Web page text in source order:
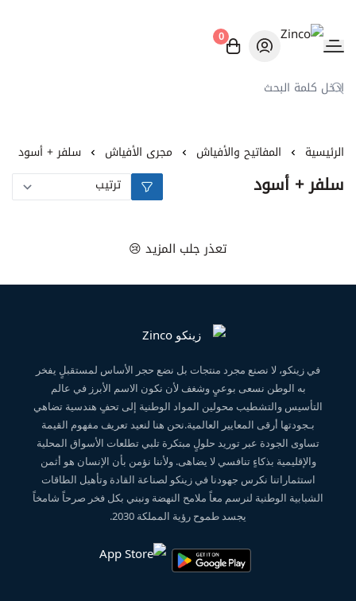
Zinco
0
الرئيسية المفاتيح والأفياش مجرى الأفياش سلفر + أسود
سلفر + أسود
تعذر جلب المزيد 😢
في زينكو، لا نصنع مجرد منتجات بل نضع حجر الأساس لمستقبلٍ يفخر
به الوطن نسعى بوعيٍ وشغف لأن نكون الاسم الأبرز في عالم
التأسيس والتشطيب محولين المواد الوطنية إلى تحفٍ هندسية تضاهي
بـجودتها أرقى المعايير العالمية.نحن هنا لنعيد تعريف مفهوم القيمة
تساوى الجودة عبر توريد حلولٍ مبتكرة تلبي تطلعات الأسواق المحلية
والإقليمية بذكاءٍ تنافسي لا يضاهى. ولأننا نؤمن بأن الإنسان هو أثمن
استثماراتنا نكرس جهودنا في زينكو لصناعة القادة وتأهيل الطاقات
الشبابية الوطنية لنرسم معاً ملامح النهضة ونبني بكل فخر صرحاً شامخاً
يجسد طموح رؤية المملكة 2030.